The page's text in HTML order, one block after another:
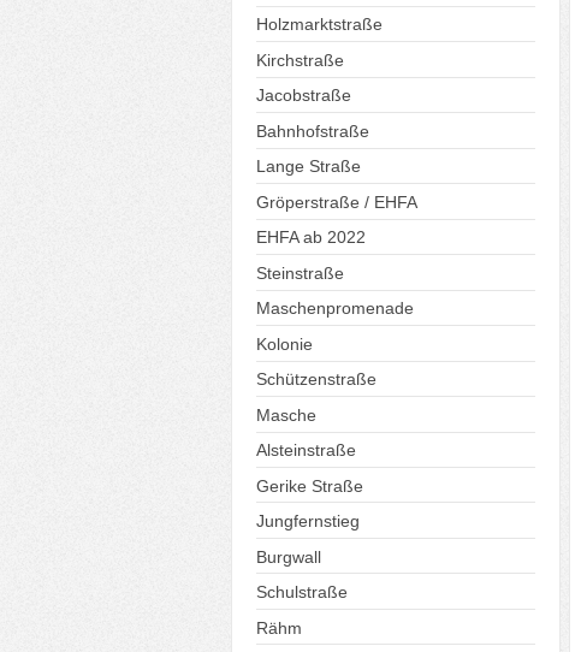
Holzmarktstraße
Kirchstraße
Jacobstraße
Bahnhofstraße
Lange Straße
Gröperstraße / EHFA
EHFA ab 2022
Steinstraße
Maschenpromenade
Kolonie
Schützenstraße
Masche
Alsteinstraße
Gerike Straße
Jungfernstieg
Burgwall
Schulstraße
Rähm